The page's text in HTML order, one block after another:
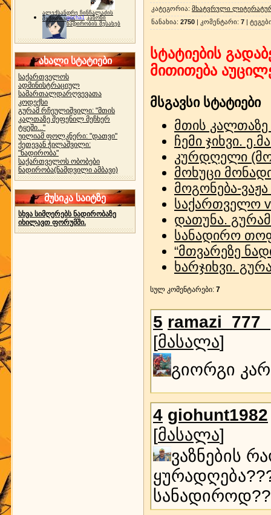
ალექსანდრე ჩინჩალაძის
მემორიალიgocha1 კანონი
ნადირობის შესახებ
ახალი სტატიები
საქართველოს
ადმინისტრაციულ
სამართალდარღვევათა
კოდექსი
გურამ რჩეულიშვილი: "მთის
კალთაზე შეფენილ მეჩხერ
ტყეში..."
უილიამ ფოლკნერი: "დათვი"
ქეთევან ჭილაშვილი:
"ნადირობა"
საქართველოს ობობები
ნადირობა(ნამდვილი ამბავი)
მუსიკა საიტზე
სხვა სიმღერებს ნადირობაზე
იხილავთ ფორუმში.
კატეგორია: მხატვრული
ნანახია: 2750 | კომენტარი: 7 |
სტატიების
მითითება
მსგავსი სტატიები
მთის
ჩემი ჯიხვი.
კურდღელი
მოხუცი
მოგონება-
საქართველო
დათუნა.
სანადირო
“მთვარეზე
ხარჯიხვი.
სულ კომენტარები: 7
5 ramazi_777_
[მასალა]
გიორგი
4 giohunt1982
[მასალა]
ვაზნების